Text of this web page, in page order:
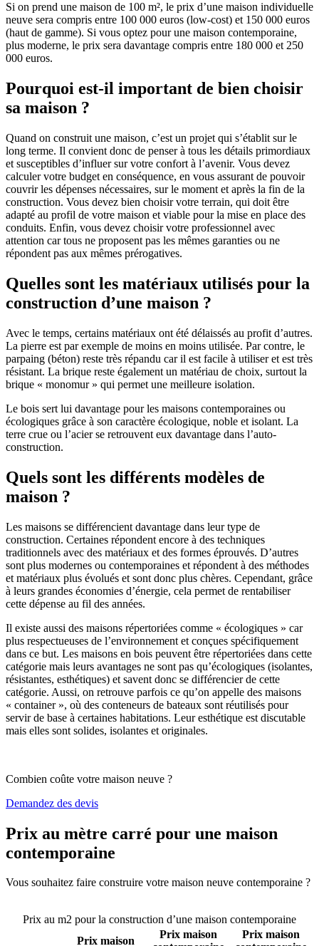
Si on prend une maison de 100 m², le prix d’une maison individuelle
neuve sera compris entre 100 000 euros (low-cost) et 150 000 euros
(haut de gamme). Si vous optez pour une maison contemporaine,
plus moderne, le prix sera davantage compris entre 180 000 et 250
000 euros.
Pourquoi est-il important de bien choisir
sa maison ?
Quand on construit une maison, c’est un projet qui s’établit sur le
long terme. Il convient donc de penser à tous les détails primordiaux
et susceptibles d’influer sur votre confort à l’avenir. Vous devez
calculer votre budget en conséquence, en vous assurant de pouvoir
couvrir les dépenses nécessaires, sur le moment et après la fin de la
construction. Vous devez bien choisir votre terrain, qui doit être
adapté au profil de votre maison et viable pour la mise en place des
conduits. Enfin, vous devez choisir votre professionnel avec
attention car tous ne proposent pas les mêmes garanties ou ne
répondent pas aux mêmes prérogatives.
Quelles sont les matériaux utilisés pour la
construction d’une maison ?
Avec le temps, certains matériaux ont été délaissés au profit d’autres.
La pierre est par exemple de moins en moins utilisée. Par contre, le
parpaing (béton) reste très répandu car il est facile à utiliser et est très
résistant. La brique reste également un matériau de choix, surtout la
brique « monomur » qui permet une meilleure isolation.
Le bois sert lui davantage pour les maisons contemporaines ou
écologiques grâce à son caractère écologique, noble et isolant. La
terre crue ou l’acier se retrouvent eux davantage dans l’auto-
construction.
Quels sont les différents modèles de
maison ?
Les maisons se différencient davantage dans leur type de
construction. Certaines répondent encore à des techniques
traditionnels avec des matériaux et des formes éprouvés. D’autres
sont plus modernes ou contemporaines et répondent à des méthodes
et matériaux plus évolués et sont donc plus chères. Cependant, grâce
à leurs grandes économies d’énergie, cela permet de rentabiliser
cette dépense au fil des années.
Il existe aussi des maisons répertoriées comme « écologiques » car
plus respectueuses de l’environnement et conçues spécifiquement
dans ce but. Les maisons en bois peuvent être répertoriées dans cette
catégorie mais leurs avantages ne sont pas qu’écologiques (isolantes,
résistantes, esthétiques) et savent donc se différencier de cette
catégorie. Aussi, on retrouve parfois ce qu’on appelle des maisons
« container », où des conteneurs de bateaux sont réutilisés pour
servir de base à certaines habitations. Leur esthétique est discutable
mais elles sont solides, isolantes et originales.
Combien coûte votre maison neuve ?
Demandez des devis
Prix au mètre carré pour une maison
contemporaine
Vous souhaitez faire construire votre maison neuve contemporaine ?
Prix au m2 pour la construction d’une maison contemporaine
Prix maison
Prix maison
Prix maison